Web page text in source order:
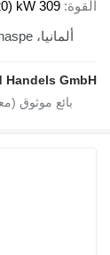
القوة 309 kW (420 حصان)
ألمانيا، Grossenaspe
Handels GmbH